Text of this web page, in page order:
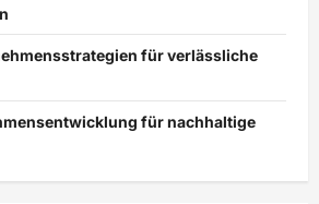
für verlässliche
für nachhaltige